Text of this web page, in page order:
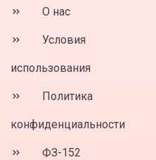
О нас
Условия
использования
Политика
конфиденциальности
ФЗ-152